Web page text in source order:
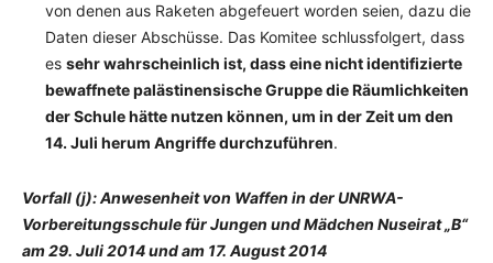
von denen aus Raketen abgefeuert worden seien, dazu die
Daten dieser Abschüsse. Das Komitee schlussfolgert, dass
es sehr wahrscheinlich ist, dass eine nicht identifizierte
bewaffnete palästinensische Gruppe die Räumlichkeiten
der Schule hätte nutzen können, um in der Zeit um den
14. Juli herum Angriffe durchzuführen.
Vorfall (j): Anwesenheit von Waffen in der UNRWA-
Vorbereitungsschule für Jungen und Mädchen Nuseirat „B“
am 29. Juli 2014 und am 17. August 2014